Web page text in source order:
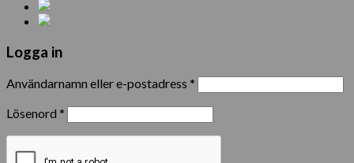
Logga in
Användarnamn eller e-postadress *
Lösenord *